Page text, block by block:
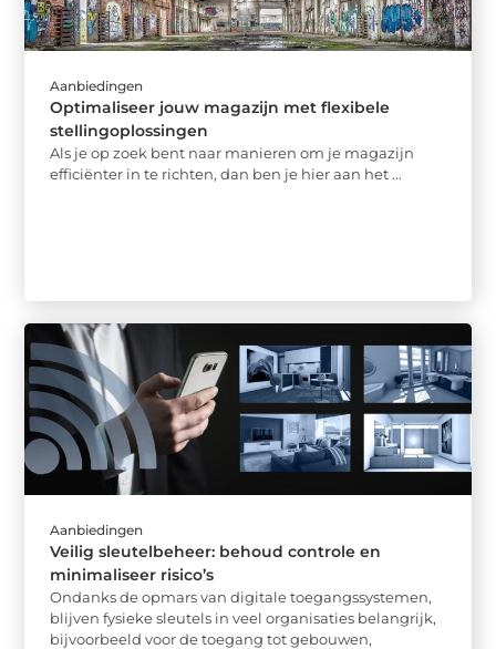
Aanbiedingen
Optimaliseer jouw magazijn met flexibele
stellingoplossingen
Als je op zoek bent naar manieren om je magazijn
efficiënter in te richten, dan ben je hier aan het ...
Aanbiedingen
Veilig sleutelbeheer: behoud controle en
minimaliseer risico’s
Ondanks de opmars van digitale toegangssystemen,
blijven fysieke sleutels in veel organisaties belangrijk,
bijvoorbeeld voor de toegang tot gebouwen,